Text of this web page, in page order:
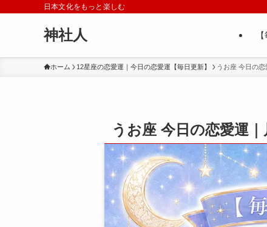
日本文化をもっと楽しむ
神社人
ホーム 12星座の恋愛運｜今日の恋愛運【毎日更新】 うお座 今日の
うお座 今日の恋愛運